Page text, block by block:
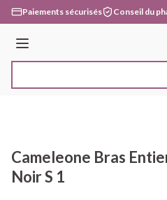
Aller au contenu
Paiements sécurisés Conseil du
Menu
Cameleone Bras
Noir S 1